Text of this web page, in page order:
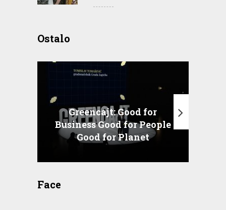
Ostalo
Greencajt: Good for
Business Good for People
Good for Planet
Face